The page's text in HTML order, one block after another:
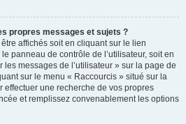
propres messages et sujets ?
affichés soit en cliquant sur le lien
panneau de contrôle de l’utilisateur, soit en
messages de l’utilisateur » sur la page de
sur le menu « Raccourcis » situé sur la
effectuer une recherche de vos propres
et remplissez convenablement les options